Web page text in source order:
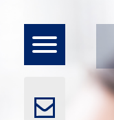
toggle
navigation